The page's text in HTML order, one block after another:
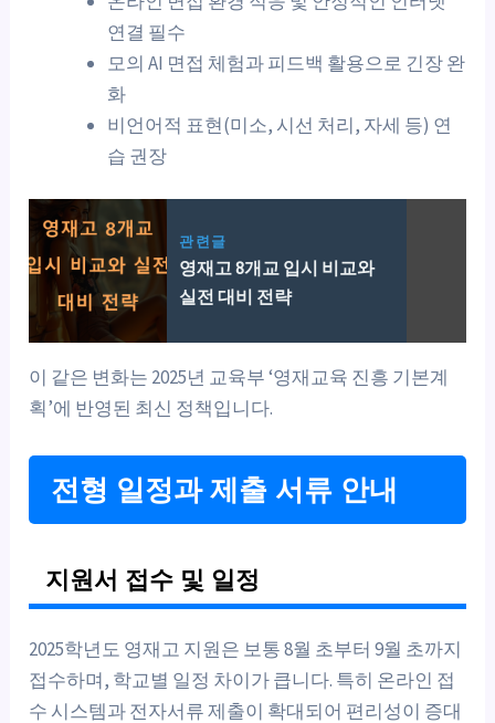
연결 필수
모의 AI 면접 체험과 피드백 활용으로 긴장 완
화
비언어적 표현(미소, 시선 처리, 자세 등) 연
습 권장
관련글
영재고 8개교 입시 비교와
실전 대비 전략
이 같은 변화는 2025년 교육부 ‘영재교육 진흥 기본계
획’에 반영된 최신 정책입니다.
전형 일정과 제출 서류 안내
지원서 접수 및 일정
2025학년도 영재고 지원은 보통 8월 초부터 9월 초까지
접수하며, 학교별 일정 차이가 큽니다. 특히 온라인 접
수 시스템과 전자서류 제출이 확대되어 편리성이 증대